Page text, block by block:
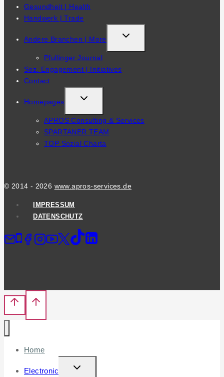
Gesundheit | Health
Handwerk | Trade
Andere Branchen | More
TOGGLE
CHILD
Pfullinger Journal
Soz. Engagement | Initiatives
Contact
Homepages
TOGGLE
CHILD
APROS Consulting & Services
SPARTANER TEAM
TOP Sozial Charta
© 2014 - 2026 www.apros-services.de
IMPRESSUM
DATENSCHUTZ
Home
Electronic
TOGGLE